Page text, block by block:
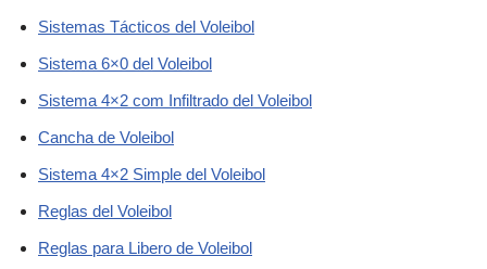
Sistemas Tácticos del Voleibol
Sistema 6×0 del Voleibol
Sistema 4×2 com Infiltrado del Voleibol
Cancha de Voleibol
Sistema 4×2 Simple del Voleibol
Reglas del Voleibol
Reglas para Libero de Voleibol